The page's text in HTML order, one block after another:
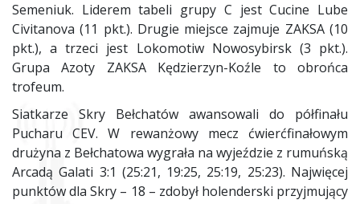
Semeniuk. Liderem tabeli grupy C jest Cucine Lube
Civitanova (11 pkt.). Drugie miejsce zajmuje ZAKSA (10
pkt.), a trzeci jest Lokomotiw Nowosybirsk (3 pkt.).
Grupa Azoty ZAKSA Kędzierzyn-Koźle to obrońca
trofeum.
Siatkarze Skry Bełchatów awansowali do półfinału
Pucharu CEV. W rewanżowy mecz ćwierćfinałowym
drużyna z Bełchatowa wygrała na wyjeździe z rumuńską
Arcadą Galati 3:1 (25:21, 19:25, 25:19, 25:23). Najwięcej
punktów dla Skry – 18 – zdobył holenderski przyjmujący